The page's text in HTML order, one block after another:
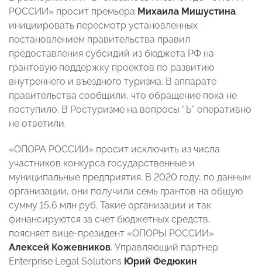
РОССИИ» просит премьера Михаила Мишустина
инициировать пересмотр установленных
постановлением правительства правил
предоставления субсидий из бюджета РФ на
грантовую поддержку проектов по развитию
внутреннего и въездного туризма. В аппарате
правительства сообщили, что обращение пока не
поступило. В Ростуризме на вопросы “Ъ” оперативно
не ответили.
«ОПОРА РОССИИ» просит исключить из числа
участников конкурса государственные и
муниципальные предприятия. В 2020 году, по данным
организации, они получили семь грантов на общую
сумму 15,6 млн руб. Такие организации и так
финансируются за счет бюджетных средств,
поясняет вице-президент «ОПОРЫ РОССИИ»
Алексей Кожевников. Управляющий партнер
Enterprise Legal Solutions Юрий Федюкин